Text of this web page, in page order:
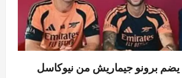
يضم برونو جيماريش من نيوكاسل